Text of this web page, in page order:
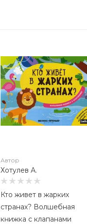
Автор
Хотулев А.
Кто живет в жарких
странах? Волшебная
книжка с клапанами
Мелмот Д.